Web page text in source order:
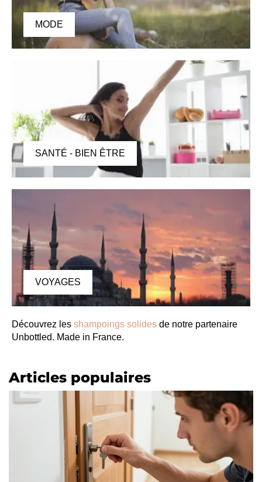
MODE
SANTÉ - BIEN ÊTRE
VOYAGES
Découvrez les shampoings solides de notre partenaire
Unbottled. Made in France.
Articles populaires